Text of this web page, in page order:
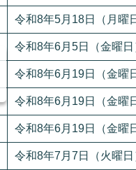
令和8年5月18日（月曜
令和8年6月5日（金曜日
令和8年6月19日（金曜
令和8年6月19日（金曜
令和8年6月19日（金曜
令和8年7月7日（火曜日